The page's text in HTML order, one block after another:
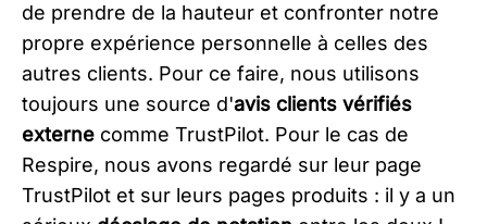
de prendre de la hauteur et confronter notre
propre expérience personnelle à celles des
autres clients. Pour ce faire, nous utilisons
toujours une source d'avis clients vérifiés
externe comme TrustPilot. Pour le cas de
Respire, nous avons regardé sur leur page
TrustPilot et sur leurs pages produits : il y a un